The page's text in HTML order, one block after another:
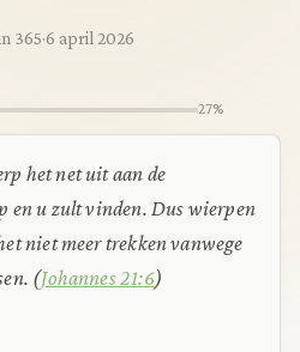
365·6 april 2026
27%
het net uit aan de
en u zult vinden. Dus wierpen
niet meer trekken vanwege
(Johannes 21:6)